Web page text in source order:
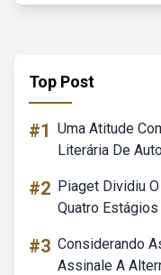
Top Post
#1 Uma Atitude
Literária De
#2 Piaget Dividiu
Quatro
#3 Considerando
Assinale A